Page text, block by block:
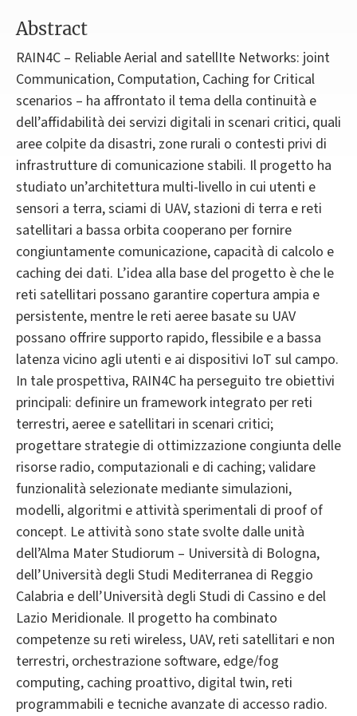
Abstract
RAIN4C – Reliable Aerial and satellIte Networks: joint
Communication, Computation, Caching for Critical
scenarios – ha affrontato il tema della continuità e
dell’affidabilità dei servizi digitali in scenari critici, quali
aree colpite da disastri, zone rurali o contesti privi di
infrastrutture di comunicazione stabili. Il progetto ha
studiato un’architettura multi-livello in cui utenti e
sensori a terra, sciami di UAV, stazioni di terra e reti
satellitari a bassa orbita cooperano per fornire
congiuntamente comunicazione, capacità di calcolo e
caching dei dati. L’idea alla base del progetto è che le
reti satellitari possano garantire copertura ampia e
persistente, mentre le reti aeree basate su UAV
possano offrire supporto rapido, flessibile e a bassa
latenza vicino agli utenti e ai dispositivi IoT sul campo.
In tale prospettiva, RAIN4C ha perseguito tre obiettivi
principali: definire un framework integrato per reti
terrestri, aeree e satellitari in scenari critici;
progettare strategie di ottimizzazione congiunta delle
risorse radio, computazionali e di caching; validare
funzionalità selezionate mediante simulazioni,
modelli, algoritmi e attività sperimentali di proof of
concept. Le attività sono state svolte dalle unità
dell’Alma Mater Studiorum – Università di Bologna,
dell’Università degli Studi Mediterranea di Reggio
Calabria e dell’Università degli Studi di Cassino e del
Lazio Meridionale. Il progetto ha combinato
competenze su reti wireless, UAV, reti satellitari e non
terrestri, orchestrazione software, edge/fog
computing, caching proattivo, digital twin, reti
programmabili e tecniche avanzate di accesso radio.